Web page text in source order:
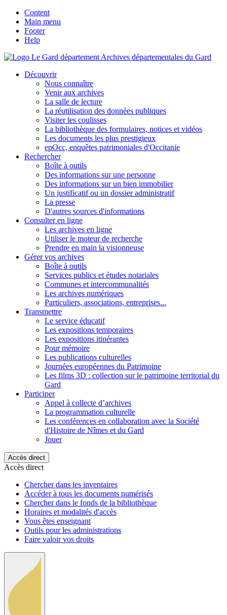
Content
Main menu
Footer
Help
Archives départementales du Gard
Découvrir
Nous connaître
Venir aux archives
La salle de lecture
La réutilisation des données publiques
Visiter les coulisses
La bibliothèque des formulaires, notices et vidéos
Les documents les plus prestigieux
epOcc, enquêtes patrimoniales d'Occitanie
Rechercher
Boîte à outils
Des informations sur une personne
Des informations sur un bien immobilier
Un justificatif ou un dossier administratif
La presse
D'autres sources d'informations
Consulter en ligne
Les archives en ligne
Utiliser le moteur de recherche
Prendre en main la visionneuse
Gérer vos archives
Boîte à outils
Services publics et études notariales
Communes et intercommunalités
Les archives numériques
Particuliers, associations, entreprises...
Transmettre
Le service éducatif
Les expositions temporaires
Les expositions itinérantes
Pour mémoire
Les publications culturelles
Journées européennes du Patrimoine
Les films 3D : collection sur le patrimoine territorial du
Gard
Participer
Appel à collecte d’archives
La programmation culturelle
Les conférences en collaboration avec la Société
d'Histoire de Nîmes et du Gard
Jouer
Accès direct
Accès direct
Chercher dans les inventaires
Accéder à tous les documents numérisés
Chercher dans le fonds de la bibliothèque
Horaires et modalités d'accès
Vous êtes enseignant
Outils pour les administrations
Faire valoir vos droits